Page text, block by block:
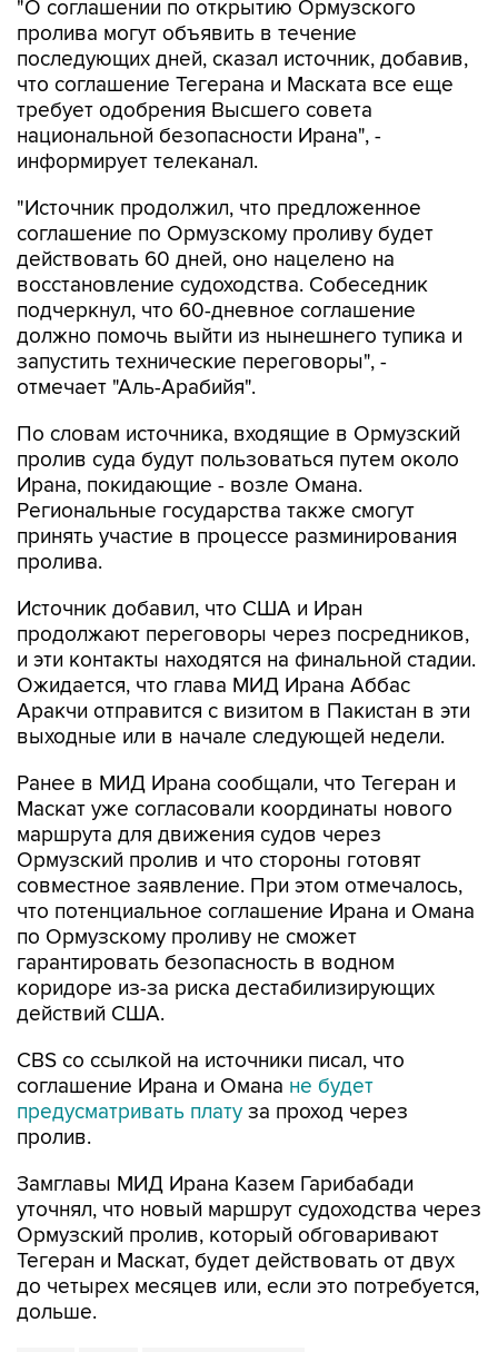
"О соглашении по открытию Ормузского
пролива могут объявить в течение
последующих дней, сказал источник, добавив,
что соглашение Тегерана и Маската все еще
требует одобрения Высшего совета
национальной безопасности Ирана", -
информирует телеканал.
"Источник продолжил, что предложенное
соглашение по Ормузскому проливу будет
действовать 60 дней, оно нацелено на
восстановление судоходства. Собеседник
подчеркнул, что 60-дневное соглашение
должно помочь выйти из нынешнего тупика и
запустить технические переговоры", -
отмечает "Аль-Арабийя".
По словам источника, входящие в Ормузский
пролив суда будут пользоваться путем около
Ирана, покидающие - возле Омана.
Региональные государства также смогут
принять участие в процессе разминирования
пролива.
Источник добавил, что США и Иран
продолжают переговоры через посредников,
и эти контакты находятся на финальной стадии.
Ожидается, что глава МИД Ирана Аббас
Аракчи отправится с визитом в Пакистан в эти
выходные или в начале следующей недели.
Ранее в МИД Ирана сообщали, что Тегеран и
Маскат уже согласовали координаты нового
маршрута для движения судов через
Ормузский пролив и что стороны готовят
совместное заявление. При этом отмечалось,
что потенциальное соглашение Ирана и Омана
по Ормузскому проливу не сможет
гарантировать безопасность в водном
коридоре из-за риска дестабилизирующих
действий США.
CBS со ссылкой на источники писал, что
соглашение Ирана и Омана не будет
предусматривать плату за проход через
пролив.
Замглавы МИД Ирана Казем Гарибабади
уточнял, что новый маршрут судоходства через
Ормузский пролив, который обговаривают
Тегеран и Маскат, будет действовать от двух
до четырех месяцев или, если это потребуется,
дольше.